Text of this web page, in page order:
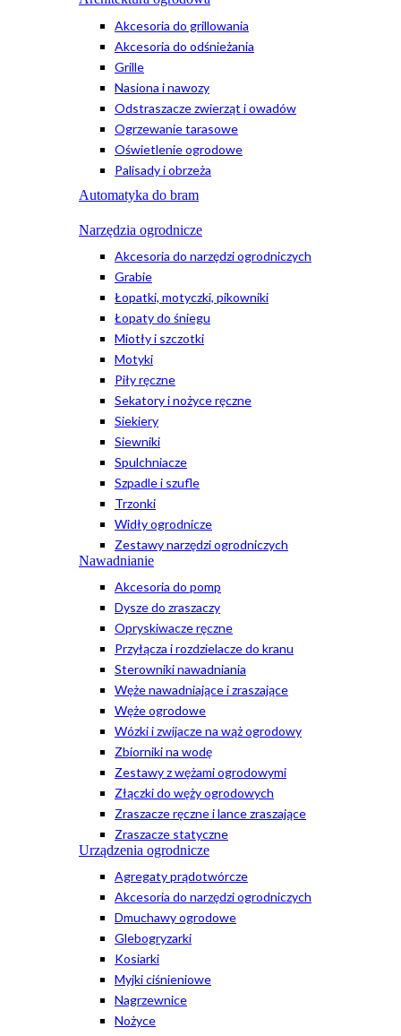
Akcesoria do grillowania
Akcesoria do odśnieżania
Grille
Nasiona i nawozy
Odstraszacze zwierząt i owadów
Ogrzewanie tarasowe
Oświetlenie ogrodowe
Palisady i obrzeża
Automatyka do bram
Narzędzia ogrodnicze
Akcesoria do narzędzi ogrodniczych
Grabie
Łopatki, motyczki, pikowniki
Łopaty do śniegu
Miotły i szczotki
Motyki
Piły ręczne
Sekatory i nożyce ręczne
Siekiery
Siewniki
Spulchniacze
Szpadle i szufle
Trzonki
Widły ogrodnicze
Zestawy narzędzi ogrodniczych
Nawadnianie
Akcesoria do pomp
Dysze do zraszaczy
Opryskiwacze ręczne
Przyłącza i rozdzielacze do kranu
Sterowniki nawadniania
Węże nawadniające i zraszające
Węże ogrodowe
Wózki i zwijacze na wąż ogrodowy
Zbiorniki na wodę
Zestawy z wężami ogrodowymi
Złączki do węży ogrodowych
Zraszacze ręczne i lance zraszające
Zraszacze statyczne
Urządzenia ogrodnicze
Agregaty prądotwórcze
Akcesoria do narzędzi ogrodniczych
Dmuchawy ogrodowe
Glebogryzarki
Kosiarki
Myjki ciśnieniowe
Nagrzewnice
Nożyce